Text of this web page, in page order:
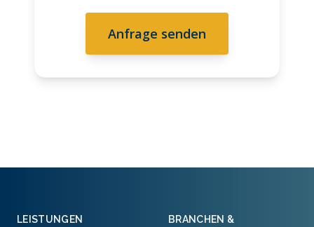
Anfrage senden
LEISTUNGEN
BRANCHEN &